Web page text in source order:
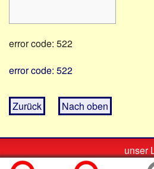
error code: 522
error code: 522
Zurück Nach oben
unser